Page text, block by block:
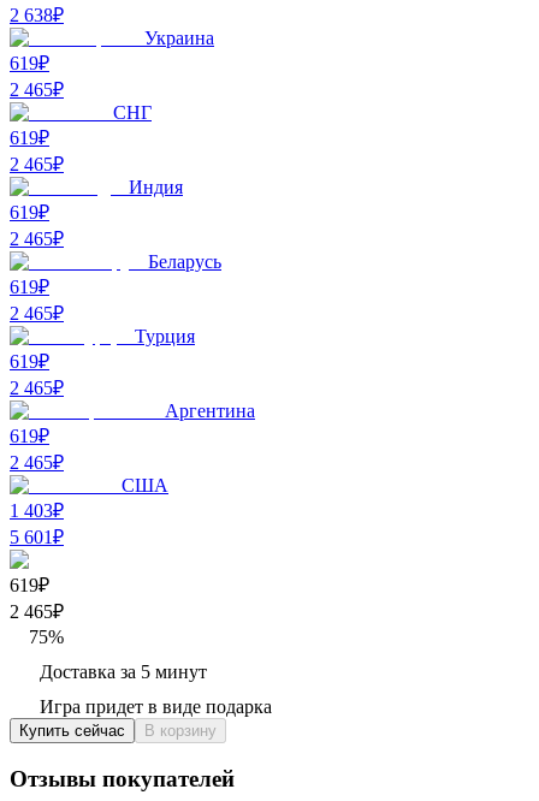
2 638₽
Украина
619₽
2 465₽
СНГ
619₽
2 465₽
Индия
619₽
2 465₽
Беларусь
619₽
2 465₽
Турция
619₽
2 465₽
Аргентина
619₽
2 465₽
США
1 403₽
5 601₽
619₽
2 465₽
75%
Доставка за 5 минут
Игра придет в виде подарка
Купить сейчас В корзину
Отзывы покупателей